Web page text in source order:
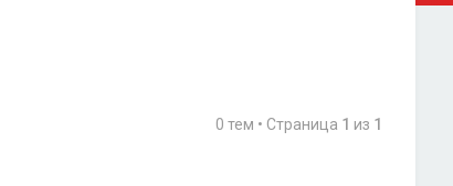
0 тем • Страница 1 из 1